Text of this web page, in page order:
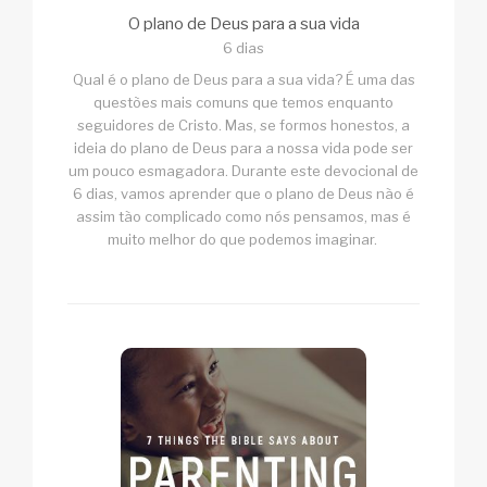
O plano de Deus para a sua vida
6 dias
Qual é o plano de Deus para a sua vida? É uma das
questões mais comuns que temos enquanto
seguidores de Cristo. Mas, se formos honestos, a
ideia do plano de Deus para a nossa vida pode ser
um pouco esmagadora. Durante este devocional de
6 dias, vamos aprender que o plano de Deus não é
assim tão complicado como nós pensamos, mas é
muito melhor do que podemos imaginar.